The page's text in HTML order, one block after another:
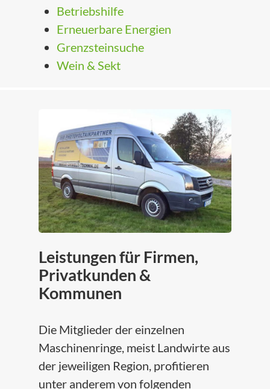
Betriebshilfe
Erneuerbare Energien
Grenzsteinsuche
Wein & Sekt
Leistungen für Firmen,
Privatkunden &
Kommunen
Die Mitglieder der einzelnen
Maschinenringe, meist Landwirte aus
der jeweiligen Region, profitieren
unter anderem von folgenden